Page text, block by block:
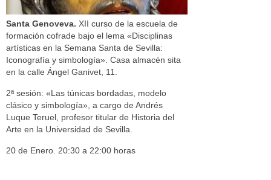
Santa Genoveva. XII curso de la escuela de
formación cofrade bajo el lema «Disciplinas
artísticas en la Semana Santa de Sevilla:
Iconografía y simbología». Casa almacén sita
en la calle Ángel Ganivet, 11.
2ª sesión: «Las túnicas bordadas, modelo
clásico y simbología», a cargo de Andrés
Luque Teruel, profesor titular de Historia del
Arte en la Universidad de Sevilla.
20 de Enero. 20:30 a 22:00 horas